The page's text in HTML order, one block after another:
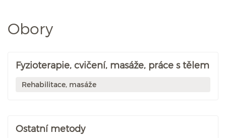
Obory
Fyzioterapie, cvičení, masáže, práce s tělem
Rehabilitace, masáže
Ostatní metody